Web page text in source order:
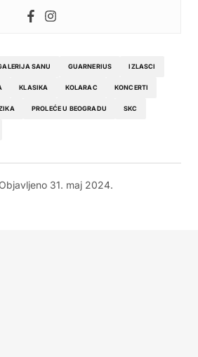
SANU GUARNERIUS IZLASCI
KLASIKA KOLARAC KONCERTI
PROLEĆE U BEOGRADU SKC
Objavljeno 31. maj 2024.